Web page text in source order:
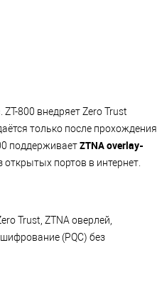
800 внедряет Zero Trust
только после прохождения
поддерживаетZTNA overlay-
портов в интернет.
Trust, ZTNA оверлей,
(PQC) без